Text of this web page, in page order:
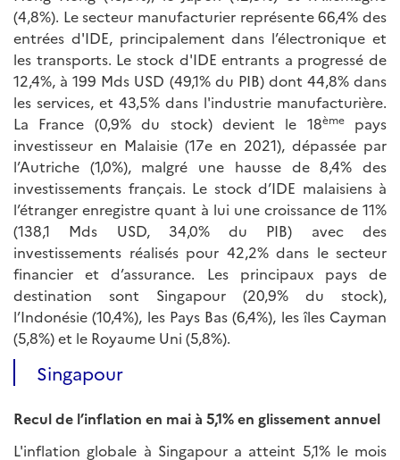
(4,8%). Le secteur manufacturier représente 66,4% des
entrées d'IDE, principalement dans l’électronique et
les transports. Le stock d'IDE entrants a progressé de
12,4%, à 199 Mds USD (49,1% du PIB) dont 44,8% dans
les services, et 43,5% dans l'industrie manufacturière.
La France (0,9% du stock) devient le 18èmepays
investisseur en Malaisie (17e en 2021), dépassée par
l’Autriche (1,0%), malgré une hausse de 8,4% des
investissements français. Le stock d’IDE malaisiens à
l’étranger enregistre quant à lui une croissance de 11%
(138,1 Mds USD, 34,0% du PIB) avec des
investissements réalisés pour 42,2% dans le secteur
financier et d’assurance. Les principaux pays de
destination sont Singapour (20,9% du stock),
l’Indonésie (10,4%), les Pays Bas (6,4%), les îles Cayman
(5,8%) et le Royaume Uni (5,8%).
Singapour
Recul de l’inflation en mai à 5,1% en glissement annuel
L'inflation globale à Singapour a atteint 5,1% le mois